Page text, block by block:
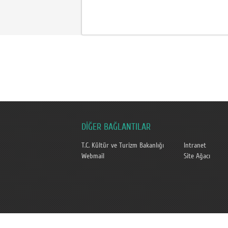
DİĞER BAĞLANTILAR
T.C. Kültür ve Turizm Bakanlığı
Intranet
Webmail
Site Ağacı